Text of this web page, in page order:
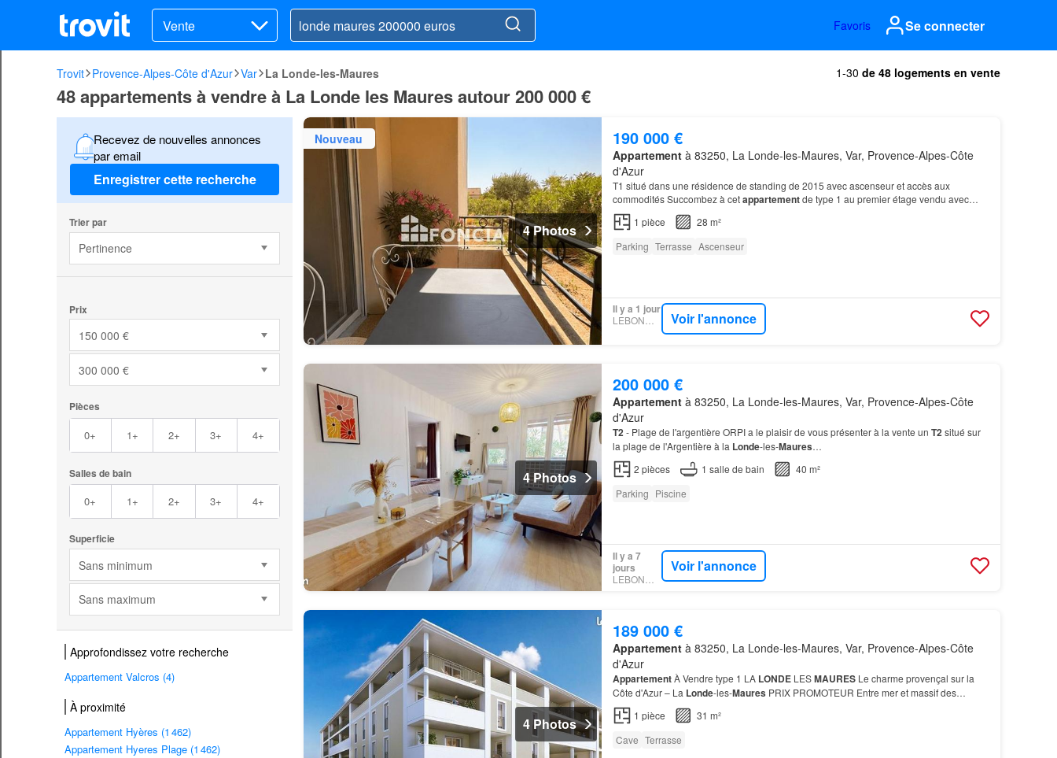
Vente Favoris Se connecter
Trovit Provence-Alpes-Côte d'Azur Var La Londe-les-Maures 1-30 de 48 logements en vente
48 appartements à vendre à La Londe les Maures autour 200 000 €
Recevez de nouvelles annonces
par email
Enregistrer cette recherche
Trier par
Pertinence
Prix
150 000 €
300 000 €
Pièces
0+ 1+ 2+ 3+ 4+
Salles de bain
0+ 1+ 2+ 3+ 4+
Superficie
Sans minimum
Sans maximum
Approfondissez votre recherche
Appartement Valcros (4)
À proximité
Appartement Hyères (1 462)
Appartement Hyeres Plage (1 462)
Nouveau
4 Photos
190 000 €
Appartementà 83250, La Londe-les-Maures, Var, Provence-Alpes-Côte
d'Azur
T1 situé dans une résidence de standing de 2015 avec ascenseur et accès aux
commodités Succombez à cetappartementde type 1 au premier étage vendu avec
Retrouvez toutes nos offres sur le site [URL masquée pour votre sécurité…
1 pièce
28 m²
Parking Terrasse Ascenseur
Il y a 1 jour
LEBONCOIN Voir l'annonce
4 Photos
200 000 €
Appartementà 83250, La Londe-les-Maures, Var, Provence-Alpes-Côte
d'Azur
T2- Plage de l'argentière ORPI a le plaisir de vous présenter à la vente un T2situé sur
la plage de l'Argentière à la Londe-les-Maures…
2 pièces 1 salle de bain
40 m²
Parking Piscine
Il y a 7
jours
Voir l'annonce
4 Photos
189 000 €
Appartementà 83250, La Londe-les-Maures, Var, Provence-Alpes-Côte
d'Azur
AppartementÀ Vendre type 1 LA LONDELESMAURESLe charme provençal sur la
Côte d'Azur – La Londe-les-Maures PRIX PROMOTEUR Entre mer et massif des
Maures appartements
aménagements…
1 pièce
31 m²
Cave Terrasse